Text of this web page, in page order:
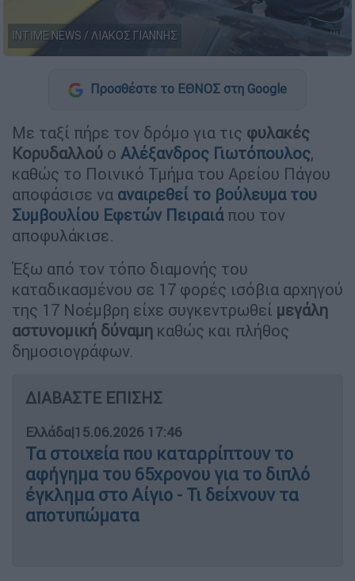
INTIME NEWS / ΛΙΑΚΟΣ ΓΙΑΝΝΗΣ
Προσθέστε το ΕΘΝΟΣ στη Google
Με ταξί πήρε τον δρόμο για τις φυλακές
Κορυδαλλού ο Αλέξανδρος Γιωτόπουλος,
καθώς το Ποινικό Τμήμα του Αρείου Πάγου
αποφάσισε να αναιρεθεί το βούλευμα του
Συμβουλίου Εφετών Πειραιά που τον
αποφυλάκισε.
Έξω από τον τόπο διαμονής του
καταδικασμένου σε 17 φορές ισόβια αρχηγού
της 17 Νοέμβρη είχε συγκεντρωθεί μεγάλη
αστυνομική δύναμη καθώς και πλήθος
δημοσιογράφων.
ΔΙΑΒΑΣΤΕ ΕΠΙΣΗΣ
Ελλάδα|15.06.2026 17:46
Τα στοιχεία που καταρρίπτουν το
αφήγημα του 65χρονου για το διπλό
έγκλημα στο Αίγιο - Τι δείχνουν τα
αποτυπώματα